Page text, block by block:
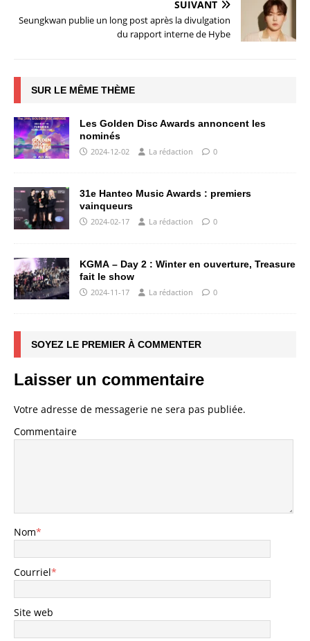
SUIVANT
Seungkwan publie un long post après la divulgation
du rapport interne de Hybe
SUR LE MÊME THÈME
Les Golden Disc Awards annoncent les
nominés
2024-12-02 La rédaction 0
31e Hanteo Music Awards : premiers
vainqueurs
2024-02-17 La rédaction 0
KGMA – Day 2 : Winter en ouverture, Treasure
fait le show
2024-11-17 La rédaction 0
SOYEZ LE PREMIER À COMMENTER
Laisser un commentaire
Votre adresse de messagerie ne sera pas publiée.
Commentaire
Nom*
Courriel*
Site web